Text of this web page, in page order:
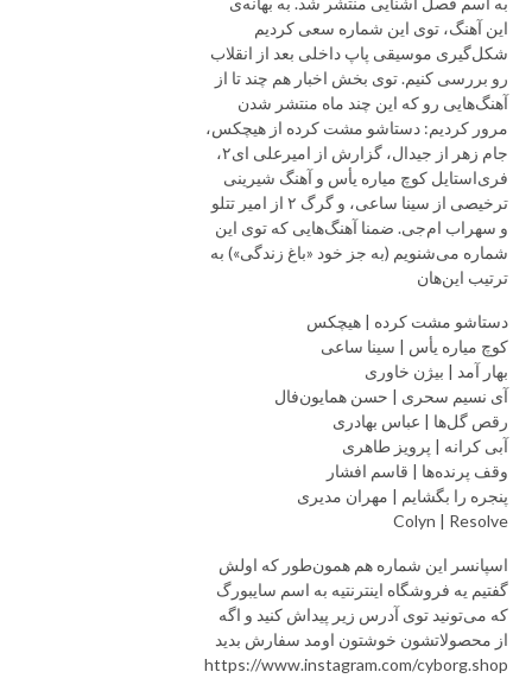
این آهنگ، توی این شماره سعی کردیم
شکل‌گیری موسیقی پاپ داخلی بعد از انقلاب
رو بررسی کنیم. توی بخش اخبار هم چند تا از
آهنگ‌هایی رو که این چند ماه منتشر شدن
مرور کردیم: دستاشو مشت کرده از هیچکس،
جام زهر از جیدال، گزارش از امیرعلی ای۲،
فری‌استایل کوچ میاره یأس و آهنگ شیرینی
ترخیصی از سینا ساعی، و گرگ ۲ از امیر تتلو
و سهراب ام‌جی. ضمنا آهنگ‌هایی که توی این
شماره می‌شنویم (به جز خود «باغ زندگی») به
ترتیب این‌هان
دستاشو مشت کرده | هیچکس
کوچ میاره یأس | سینا ساعی
بهار آمد | بیژن خاوری
آی نسیم سحری | حسن همایون‌فال
رقص گل‌ها | عباس بهادری
آبی کرانه | پرویز طاهری
وقف پرنده‌ها | قاسم افشار
پنجره را بگشایم | مهران مدیری
Colyn | Resolve
اسپانسر این شماره هم همون‌طور که اولش
گفتیم یه فروشگاه اینترنتیه به اسم سایبورگ
که می‌تونید توی آدرس زیر پیداش کنید و اگه
از محصولاتشون خوشتون اومد سفارش بدید
https://www.instagram.com/cyborg.shop